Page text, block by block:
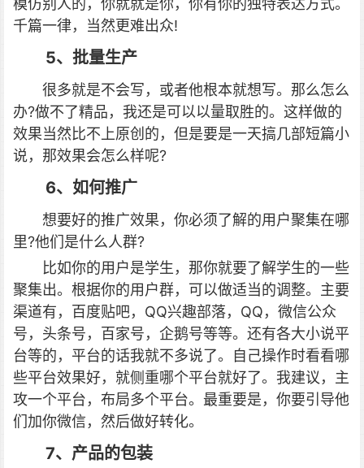
模仿别人的，你就就是你，你有你的独特表达方式。
千篇一律，当然更难出众!
5、批量生产
很多就是不会写，或者他根本就想写。那么怎么
办?做不了精品，我还是可以以量取胜的。这样做的
效果当然比不上原创的，但是要是一天搞几部短篇小
说，那效果会怎么样呢?
6、如何推广
想要好的推广效果，你必须了解的用户聚集在哪
里?他们是什么人群?
比如你的用户是学生，那你就要了解学生的一些
聚集出。根据你的用户群，可以做适当的调整。主要
渠道有，百度贴吧，QQ兴趣部落，QQ，微信公众
号，头条号，百家号，企鹅号等等。还有各大小说平
台等的，平台的话我就不多说了。自己操作时看看哪
些平台效果好，就侧重哪个平台就好了。我建议，主
攻一个平台，布局多个平台。最重要是，你要引导他
们加你微信，然后做好转化。
7、产品的包装